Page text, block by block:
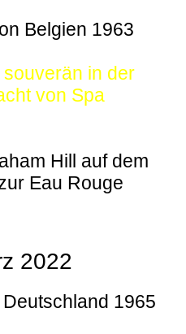
Belgien 1963
in der
von Spa
Hill auf dem
Eau Rouge
2022
1965